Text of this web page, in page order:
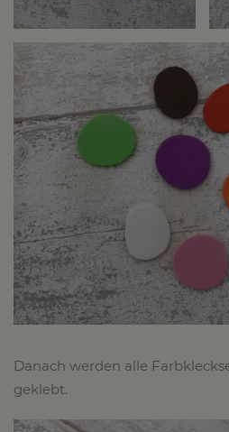
Danach werden alle
geklebt.